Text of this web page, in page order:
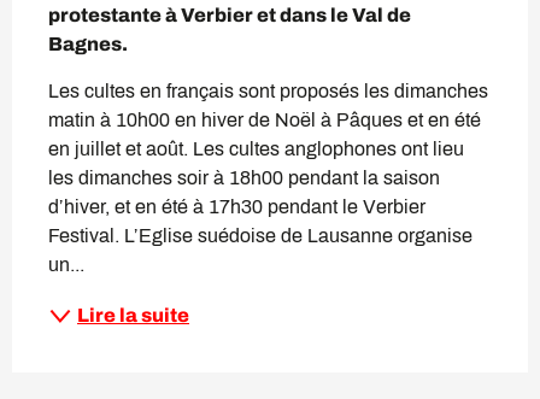
protestante à Verbier et dans le Val de
Bagnes.
Les cultes en français sont proposés les dimanches
matin à 10h00 en hiver de Noël à Pâques et en été
en juillet et août. Les cultes anglophones ont lieu
les dimanches soir à 18h00 pendant la saison
d’hiver, et en été à 17h30 pendant le Verbier
Festival. L’Eglise suédoise de Lausanne organise
un...
Lire la suite